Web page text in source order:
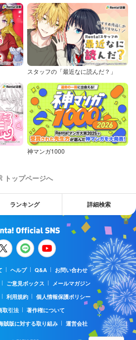
スタッフの「最近なに読んだ？」
神マンガ1000
トップページへ
ランキング 詳細検索
ヘルプ Q&A
お問い合わせ
ご意見ボックス
メールマガジン
利用規約
個人情報保護ポリシー
取引法
著作権について
賊版に対する取り組み 運営会社